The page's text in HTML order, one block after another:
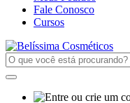
Fale Conosco
Cursos